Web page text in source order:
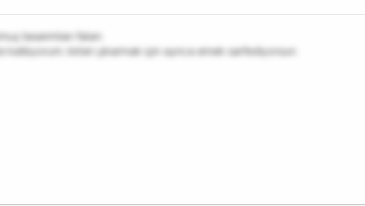
tasarımları falan.
kirleri çıkarmak için ayrıca emek sarfediyorsun.